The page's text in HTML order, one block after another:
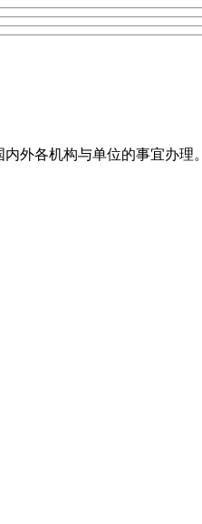
外各机构与单位的事宜办理。